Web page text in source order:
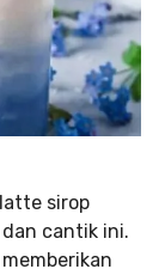
sirop
cantik ini.